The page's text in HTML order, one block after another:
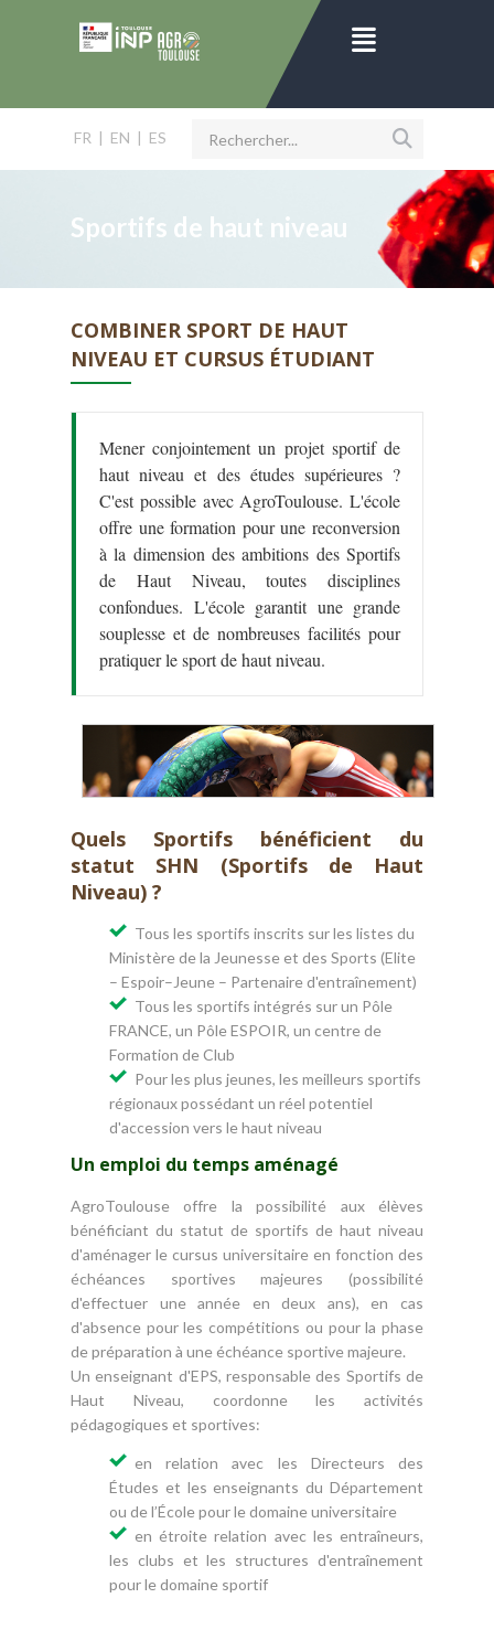
FR | EN | ES
Sportifs de haut niveau
COMBINER SPORT DE HAUT
NIVEAU ET CURSUS ÉTUDIANT
Mener conjointement un projet sportif de
haut niveau et des études supérieures ?
C'est possible avec AgroToulouse. L'école
offre une formation pour une reconversion
à la dimension des ambitions des Sportifs
de Haut Niveau, toutes disciplines
confondues. L'école garantit une grande
souplesse et de nombreuses facilités pour
pratiquer le sport de haut niveau.
Quels Sportifs bénéficient du
statut SHN (Sportifs de Haut
Niveau) ?
Tous les sportifs inscrits sur les listes du
Ministère de la Jeunesse et des Sports (Elite
– Espoir–Jeune – Partenaire d'entraînement)
Tous les sportifs intégrés sur un Pôle
FRANCE, un Pôle ESPOIR, un centre de
Formation de Club
Pour les plus jeunes, les meilleurs sportifs
régionaux possédant un réel potentiel
d'accession vers le haut niveau
Un emploi du temps aménagé
AgroToulouse offre la possibilité aux élèves
bénéficiant du statut de sportifs de haut niveau
d'aménager le cursus universitaire en fonction des
échéances sportives majeures (possibilité
d'effectuer une année en deux ans), en cas
d'absence pour les compétitions ou pour la phase
de préparation à une échéance sportive majeure.
Un enseignant d'EPS, responsable des Sportifs de
Haut Niveau, coordonne les activités
pédagogiques et sportives:
en relation avec les Directeurs des
Études et les enseignants du Département
ou de l’École pour le domaine universitaire
en étroite relation avec les entraîneurs,
les clubs et les structures d'entraînement
pour le domaine sportif